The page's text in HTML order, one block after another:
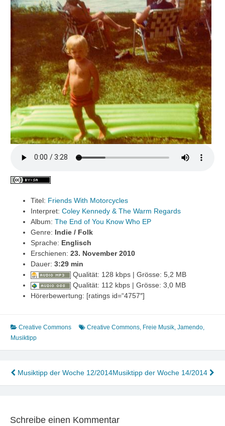
Titel: Friends With Motorcycles
Interpret: Coley Kennedy & The Warm Regards
Album: The End of You Know Who EP
Genre: Indie / Folk
Sprache: Englisch
Erschienen: 23. November 2010
Dauer: 3:29 min
Qualität: 128 kbps | Grösse: 5,2 MB
Qualität: 112 kbps | Grösse: 3,0 MB
Hörerbewertung: [ratings id=“4757″]
Creative Commons Creative Commons, Freie Musik, Jamendo,
Musiktipp
Beitragsnavigation
Musiktipp der Woche 12/2014Musiktipp der Woche 14/2014
Schreibe einen Kommentar